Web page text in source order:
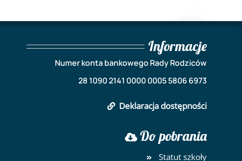
Informacje
Numer konta bankowego Rady Rodziców
28 1090 2141 0000 0005 5806 6973
Deklaracja dostępności
Do pobrania
Statut szkoły